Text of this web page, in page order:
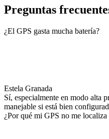
Preguntas
¿El GPS gasta mucha batería?
Estela Granada
Sí, especialmente en modo alta
manejable si está bien
¿Por qué mi GPS no me